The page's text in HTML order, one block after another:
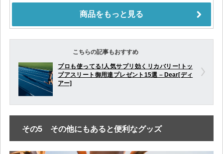
こちらの記事もおすすめ
プロも使ってる!人気サプリ効くリカバリー!トッ
プアスリート御用達プレゼント15選 – Dear[ディ
アー]
その5 その他にもあると便利なグッズ